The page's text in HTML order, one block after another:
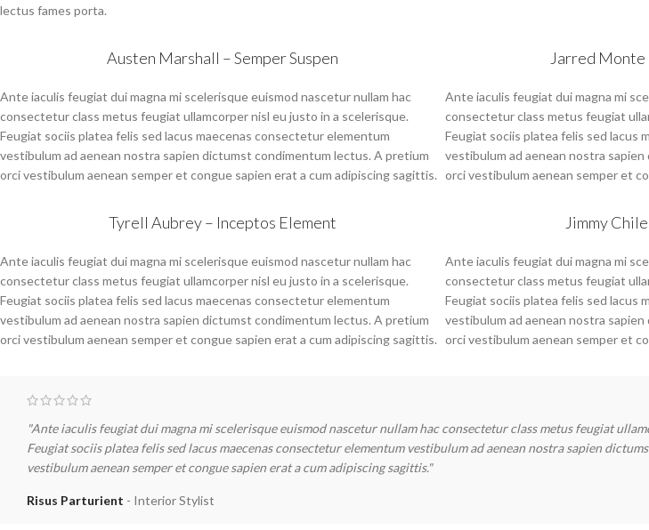
lectus fames porta.
Austen Marshall – Semper Suspen
Ante iaculis feugiat dui magna mi scelerisque euismod nascetur nullam hac
consectetur class metus feugiat ullamcorper nisl eu justo in a scelerisque.
Feugiat sociis platea felis sed lacus maecenas consectetur elementum
vestibulum ad aenean nostra sapien dictumst condimentum lectus. A pretium
orci vestibulum aenean semper et congue sapien erat a cum adipiscing sagittis.
Jarred
Ante iaculis feugiat dui magna mi
consectetur class metus feugiat
Feugiat sociis platea felis sed lacus
vestibulum ad aenean nostra
orci vestibulum aenean semper et
Tyrell Aubrey – Inceptos Element
Ante iaculis feugiat dui magna mi scelerisque euismod nascetur nullam hac
consectetur class metus feugiat ullamcorper nisl eu justo in a scelerisque.
Feugiat sociis platea felis sed lacus maecenas consectetur elementum
vestibulum ad aenean nostra sapien dictumst condimentum lectus. A pretium
orci vestibulum aenean semper et congue sapien erat a cum adipiscing sagittis.
Jimmy
Ante iaculis feugiat dui magna mi
consectetur class metus feugiat
Feugiat sociis platea felis sed lacus
vestibulum ad aenean nostra
orci vestibulum aenean semper et
"Ante iaculis feugiat dui magna mi scelerisque euismod nascetur nullam hac consectetur class metus feugiat
Feugiat sociis platea felis sed lacus maecenas consectetur elementum vestibulum ad aenean nostra sapien
vestibulum aenean semper et congue sapien erat a cum adipiscing sagittis."
Risus Parturient Interior Stylist